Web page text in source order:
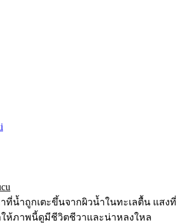
ที่น้ำถูกเตะขึ้นจากผิวน้ำในทะเลตื้น แสงที่
ห้ภาพนี้ดูมีชีวิตชีวาและน่าหลงใหล